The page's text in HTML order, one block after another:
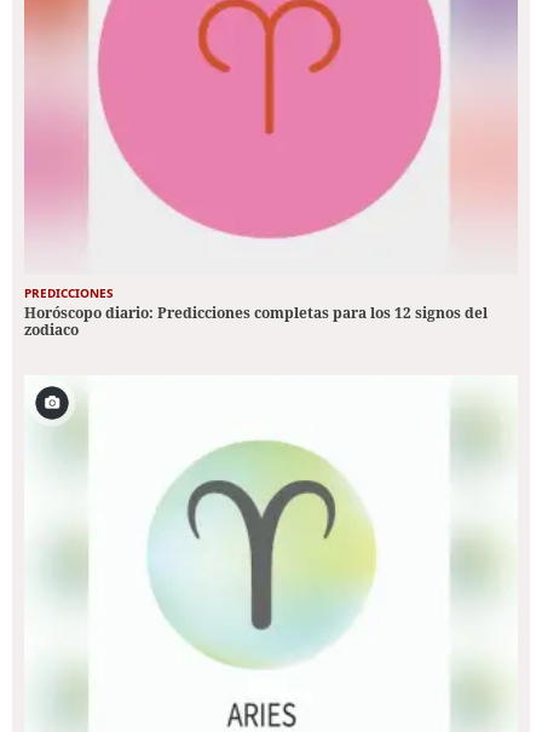
PREDICCIONES
Horóscopo diario: Predicciones completas para los 12 signos del
zodiaco